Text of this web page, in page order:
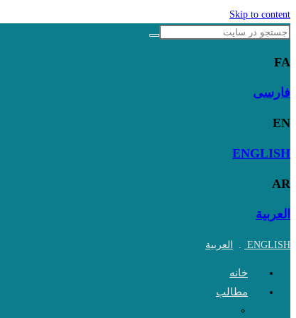
Skip to content
FA
فارسی
EN
ENGLISH
AR
العربية
ENGLISH
. العربية
خانه
مطالب